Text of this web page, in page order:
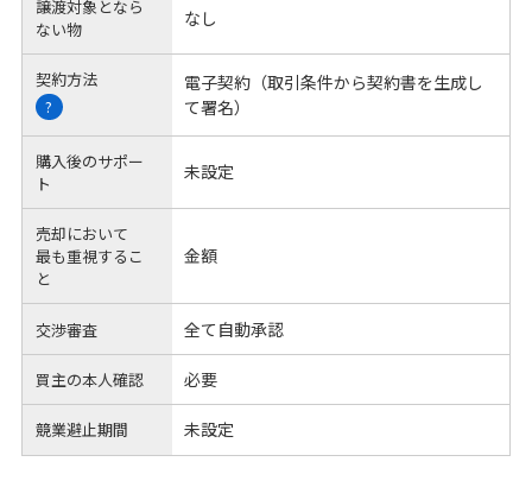
譲渡対象となら
ない物
なし
契約方法
?
電子契約（取引条件から契約書を生成し
て署名）
購入後のサポー
ト
未設定
売却において
最も重視するこ
と
金額
交渉審査 全て自動承認
買主の本人確認 必要
競業避止期間 未設定